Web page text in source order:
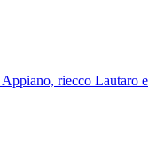
riecco Lautaro e